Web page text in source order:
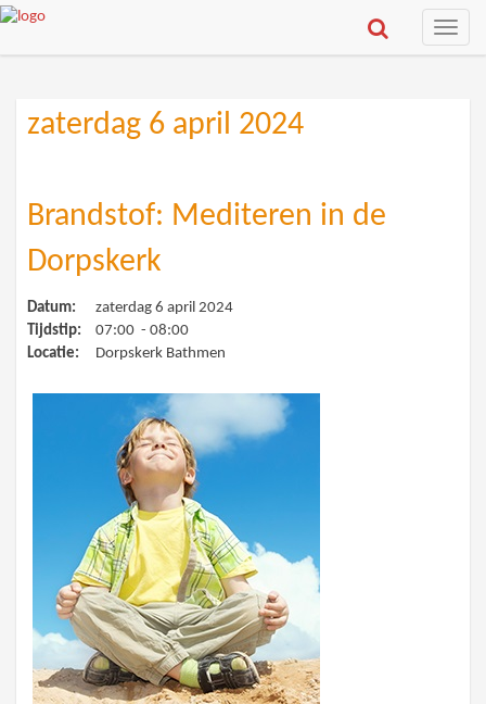
Toggle
zaterdag 6 april 2024
Brandstof: Mediteren in de
Dorpskerk
Datum:
zaterdag 6 april 2024
Tijdstip:
07:00 - 08:00
Locatie:
Dorpskerk Bathmen